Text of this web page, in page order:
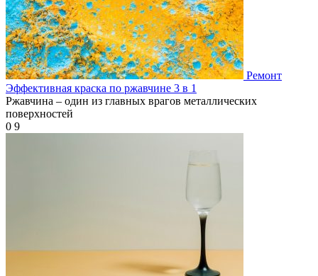
Ремонт
Эффективная краска по ржавчине 3 в 1
Ржавчина – один из главных врагов металлических
поверхностей
0 9